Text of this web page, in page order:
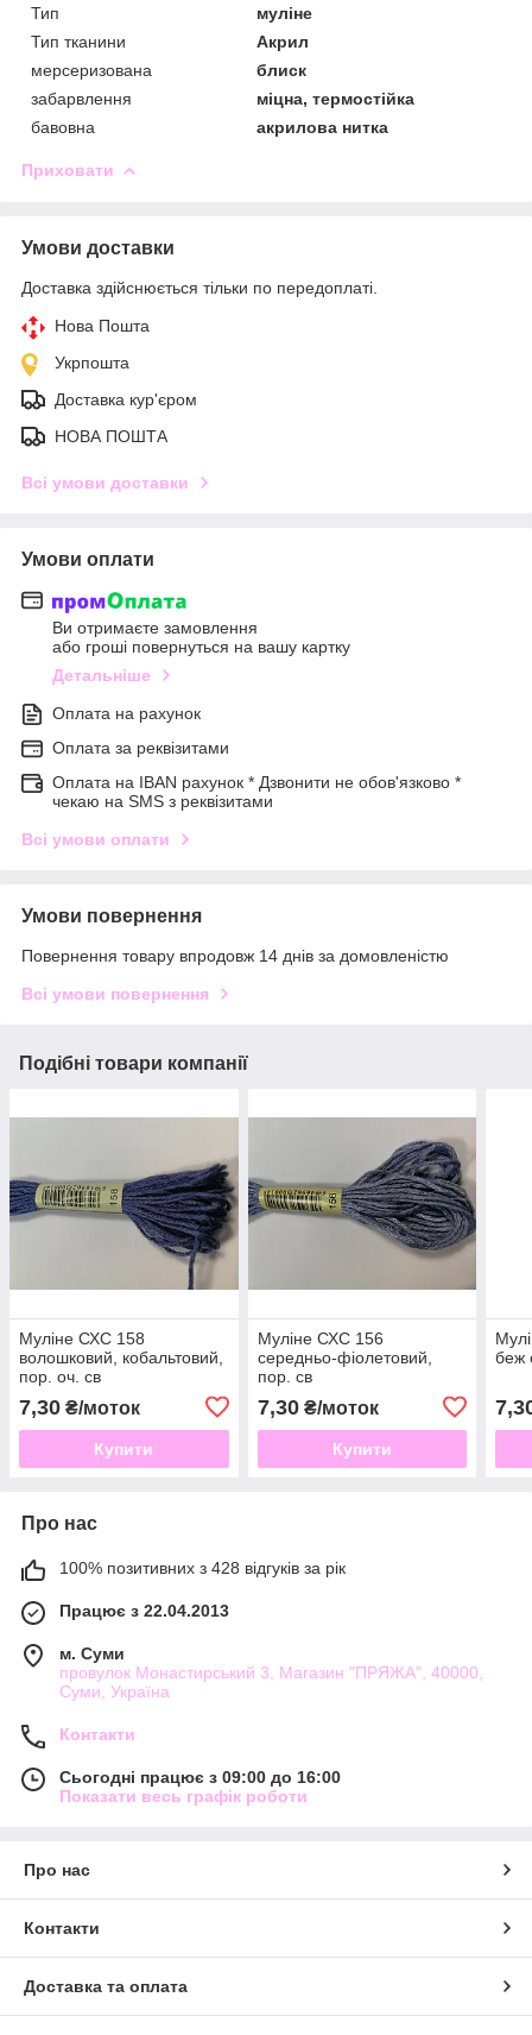
Тип
муліне
Тип тканини
Акрил
мерсеризована
блиск
забарвлення
міцна, термостійка
бавовна
акрилова нитка
Приховати
Умови доставки
Доставка здійснюється тільки по передоплаті.
Нова Пошта
Укрпошта
Доставка кур'єром
НОВА ПОШТА
Всі умови доставки
Умови оплати
Ви отримаєте замовлення
або гроші повернуться на вашу картку
Детальніше
Оплата на рахунок
Оплата за реквізитами
Оплата на IBAN рахунок * Дзвонити не обов'язково *
чекаю на SMS з реквізитами
Всі умови оплати
Умови повернення
Повернення товару впродовж 14 днів за домовленістю
Всі умови повернення
Подібні товари компанії
Муліне СХС 158
волошковий, кобальтовий,
пор. оч. св
7,30 ₴/моток
Купити
Муліне СХС 156
середньо-фіолетовий,
пор. св
7,30₴/моток
Купити
беж
Про нас
100% позитивних з 428 відгуків за рік
Працює з 22.04.2013
м. Суми
провулок Монастирський 3, Магазин "ПРЯЖА", 40000,
Суми, Україна
Контакти
Сьогодні працює з 09:00 до 16:00
Показати весь графік роботи
Про нас
Контакти
Доставка та оплата